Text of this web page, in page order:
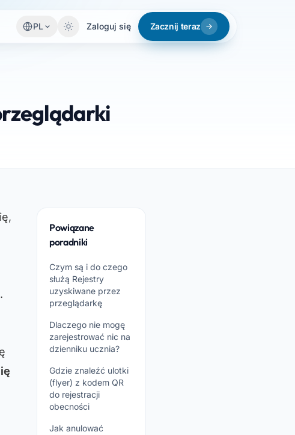
PL Zaloguj się Zacznij teraz
.
Powiązane
poradniki
Czym są i do czego
służą Rejestry
uzyskiwane przez
przeglądarkę
Dlaczego nie mogę
zarejestrować nic na
dzienniku ucznia?
Gdzie znaleźć ulotki
(flyer) z kodem QR
do rejestracji
obecności
Jak anulować